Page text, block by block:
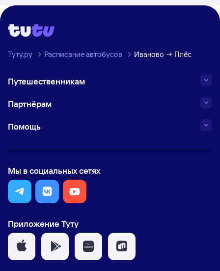
Туту.ру Расписание автобусов Иваново → Плёс
Путешественникам
Партнёрам
Помощь
Мы в социальных сетях
Приложение Туту